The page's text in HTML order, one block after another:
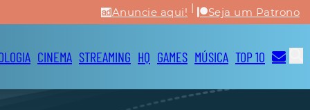
Anuncie aqui! | Seja um Patrono
CINEMA STREAMING HQ GAMES MÚSICA TOP 10